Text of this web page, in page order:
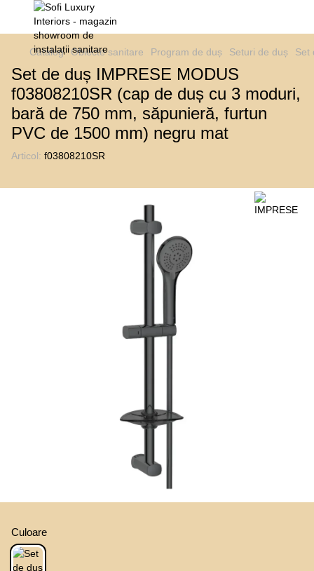
Catalog Obiecte sanitare Program de duș Seturi de duș Set
Set de duș IMPRESE MODUS
f03808210SR (cap de duș cu 3 moduri,
bară de 750 mm, săpunieră, furtun
PVC de 1500 mm) negru mat
Articol: f03808210SR
Culoare